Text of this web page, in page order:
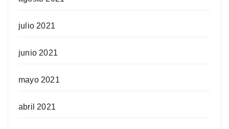
julio 2021
junio 2021
mayo 2021
abril 2021